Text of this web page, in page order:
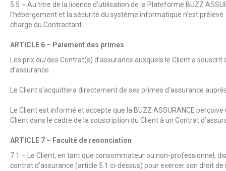
5.5 – Au titre de la licence d’utilisation de la Plateforme BUZZ
l’hébergement et la sécurité du système informatique n’est
charge du Contractant.
ARTICLE 6 – Paiement des primes
Les prix du/des Contrat(s) d’assurance auxquels le Client a
d’assurance.
‍Le Client s’acquittera directement de ses primes d’assurance
‍Le Client est informé et accepte que la BUZZ ASSURANCE
Client dans le cadre de la souscription du Client à un Contrat
ARTICLE 7 – Faculté de renonciation
7.1 – Le Client, en tant que consommateur ou non-professionnel,
contrat d’assurance (article 5.1 ci-dessus) pour exercer son droit